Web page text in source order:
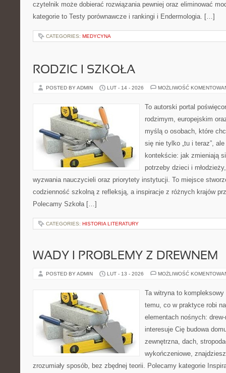
czytelnik może dobierać rozwiązania pewniej oraz eliminować
kategorie to Testy porównawcze i rankingi i Endermologia. […]
CATEGORIES: MEDYCYNA
RODZIC I SZKOŁA
POSTED BY ADMIN LUT - 14 - 2026 MOŻLIWOŚĆ
To autorski portal
rodzimym, europejskim
myślą o osobach, które
się nie tylko „tu i teraz”,
kontekście: jak zmieniają
potrzeby dzieci i
wyzwania nauczycieli oraz priorytety instytucji. To miejsce
codzienność szkolną z refleksją, a inspiracje z różnych krajów
Polecamy Szkoła […]
CATEGORIES: HISTORIA LITERATURY
WADY I PROBLEMY Z DREWNEM
POSTED BY ADMIN LUT - 13 - 2026 MOŻLIWOŚĆ
Ta witryna to
temu, co w praktyce robi
elementach nośnych:
interesuje Cię budowa
zewnętrzna, dach,
wykończeniowe,
zrozumiały sposób, bez zbędnej teorii. Polecamy kategorie